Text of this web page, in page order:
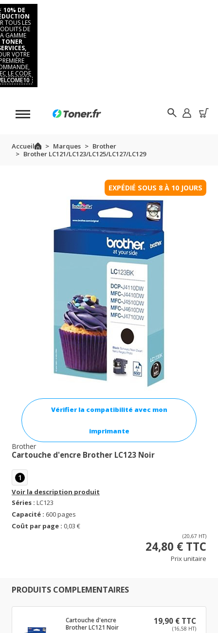
10% DE
TOUS LES
DE
GAMME
TONER
VOTRE
LE CODE
Accueil Marques
Brother
Brother LC121/LC123/LC125/LC127/LC129
EXPÉDIÉ SOUS 8 À 10 JOURS
Vérifier la compatibilité avec mon
imprimante
Brother
Cartouche d'encre Brother LC123 Noir
1
Voir la description produit
Séries : LC123
Capacité : 600 pages
Coût par page : 0,03 €
(20,67 HT)
24,80 € TTC
Prix unitaire
PRODUITS COMPLEMENTAIRES
Cartouche d'encre
Brother LC121 Noir
19,90 € TTC
(16,58 HT)